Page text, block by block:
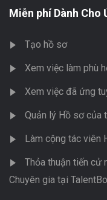
Miễn phí Dành Cho
Tạo hồ sơ
Xem việc làm phù
Xem việc đã ứng
Quản lý Hồ sơ của
Làm cộng tác viên
Thỏa thuận tiến cử
Chuyên gia tại